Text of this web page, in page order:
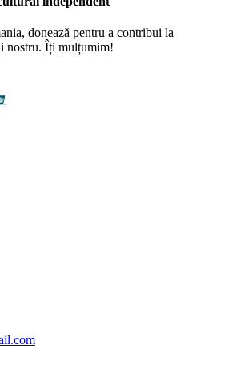
donează pentru a contribui la
nostru. Îți mulțumim!